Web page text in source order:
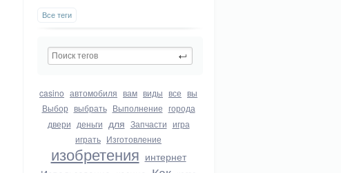
Все теги
casino автомобиля вам виды все вы
Выбор выбрать Выполнение города
двери деньги для Запчасти игра
играть Изготовление
изобретения интернет